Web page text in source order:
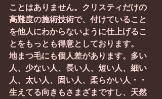
ことはありません。クリスティだけの
高難度の施術技術で、付けていること
を他人にわからないように仕上げるこ
とをもっとも得意としております。
地まつ毛にも個人差があります。多い
人、少ない人、長い人、短い人、細い
人、太い人、固い人、柔らかい人・・
生えてる向きもさまざまですし、天然